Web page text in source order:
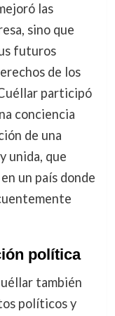
las
sino que
futuros
de los
participó
conciencia
de una
unida, que
un país donde
política
también
políticos y